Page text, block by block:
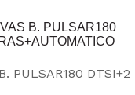
PULSAR180 DTSI+2